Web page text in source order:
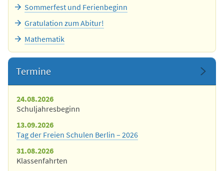
Sommerfest und Ferienbeginn
Gratulation zum Abitur!
Mathematik
Termine
24.08.2026
Schuljahresbeginn
13.09.2026
Tag der Freien Schulen Berlin – 2026
31.08.2026
Klassenfahrten